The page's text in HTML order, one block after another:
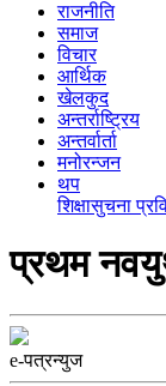
राजनीति
समाज
विचार
आर्थिक
खेलकुद
अन्तर्राष्ट्रिय
अन्तर्वार्ता
मनोरन्जन
थप
शिक्षासुचना
प्रथम
e-पत्रन्युज